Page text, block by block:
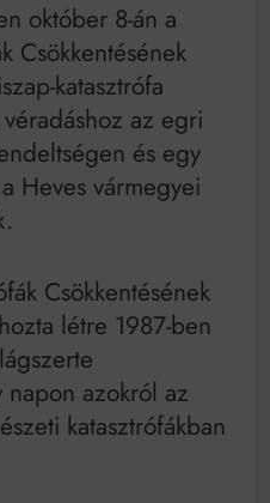
de nem csak a 80-
akkor
október 8-án a
Csökkentésének
katasztrófa
az egri
és egy
Heves vármegyei
Csökkentésének
létre 1987-ben
azokról az
katasztrófákban